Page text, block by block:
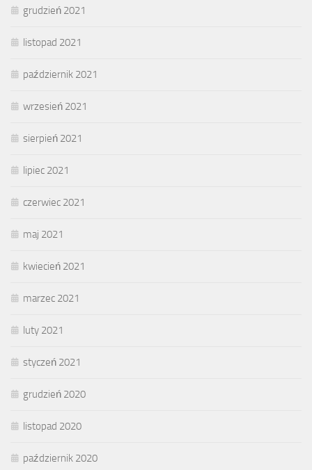
grudzień 2021
listopad 2021
październik 2021
wrzesień 2021
sierpień 2021
lipiec 2021
czerwiec 2021
maj 2021
kwiecień 2021
marzec 2021
luty 2021
styczeń 2021
grudzień 2020
listopad 2020
październik 2020